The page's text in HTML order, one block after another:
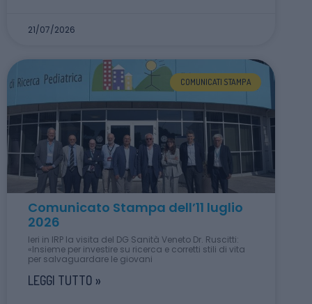
21/07/2026
COMUNICATI STAMPA
Comunicato Stampa dell’11 luglio
2026
Ieri in IRP la visita del DG Sanità Veneto Dr. Ruscitti:
«Insieme per investire su ricerca e corretti stili di vita
per salvaguardare le giovani
LEGGI TUTTO »